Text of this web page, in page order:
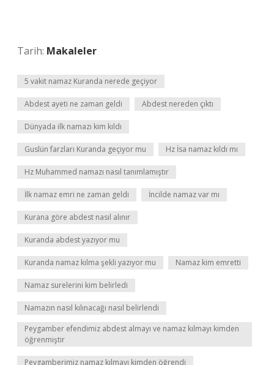
Tarih: Makaleler
5 vakit namaz Kuranda nerede geçiyor
Abdest ayeti ne zaman geldi Abdest nereden çıktı
Dünyada ilk namazı kim kıldı
Guslün farzları Kuranda geçiyor mu Hz İsa namaz kıldı mı
Hz Muhammed namazı nasıl tanımlamıştır
İlk namaz emri ne zaman geldi İncilde namaz var mı
Kurana göre abdest nasıl alınır
Kuranda abdest yazıyor mu
Kuranda namaz kılma şekli yazıyor mu Namaz kim emretti
Namaz surelerini kim belirledi
Namazın nasıl kılınacağı nasıl belirlendi
Peygamber efendimiz abdest almayı ve namaz kılmayı kimden
öğrenmiştir
Peygamberimiz namaz kılmayı kimden öğrendi